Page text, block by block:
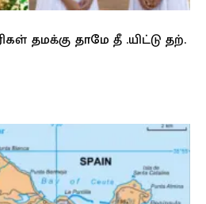
தமக்கு தாமே தீ .யிட்டு தற்.